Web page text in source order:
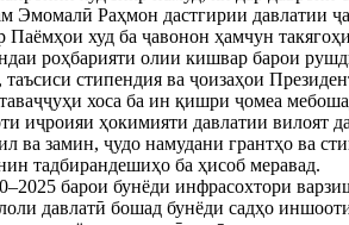
Эмомалӣ Раҳмон дастгирии давлатии
худ ба ҷавонон ҳамчун
роҳбарияти олии кишвар барои
стипендия ва ҷоизаҳои
хоса ба ин қишри ҷомеа
иҷроияи ҳокимияти давлатии вилоят
ва замин, ҷудо намудани грантҳо ва
тадбирандешиҳо ба ҳисоб меравад.
барои бунёди инфрасохтори
давлатӣ бошад бунёди садҳо